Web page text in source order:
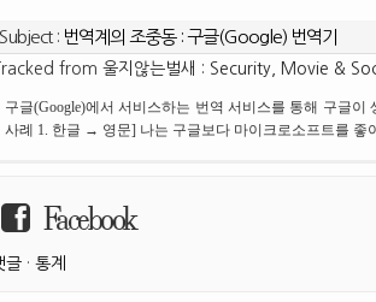
Subject : 번역계의 조중동 : 구글(Google) 번역기
Tracked from 울지않는벌새 : Security, Movie &
구글(Google)에서 서비스하는 번역 서비스를 통해 구글
사례 1. 한글 → 영문] 나는 구글보다 마이크로소프트를 좋
Facebook
글 · 통계